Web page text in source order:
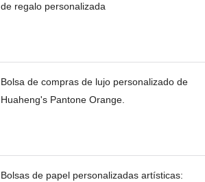
de regalo personalizada
Bolsa de compras de lujo personalizado de
Huaheng's Pantone Orange.
Bolsas de papel personalizadas artísticas: